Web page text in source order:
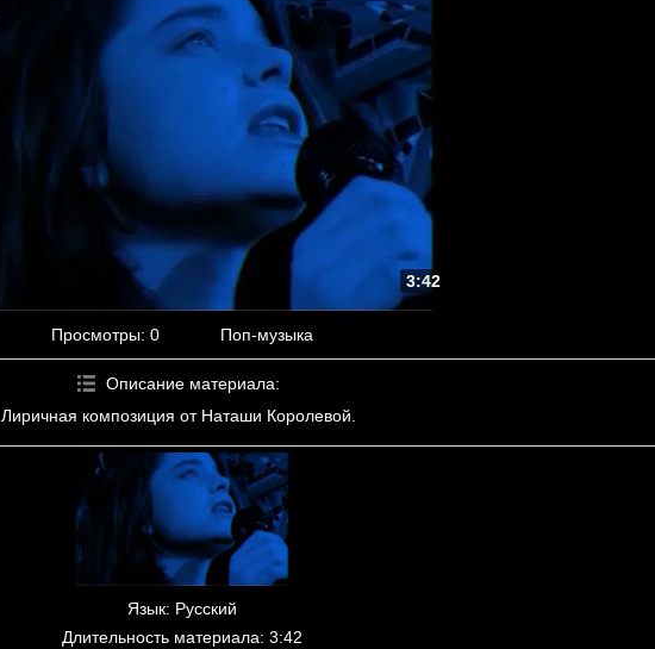
3:42
Просмотры: 0 Поп-музыка
Описание материала:
Лиричная композиция от Наташи Королевой.
Язык: Русский
Длительность материала: 3:42